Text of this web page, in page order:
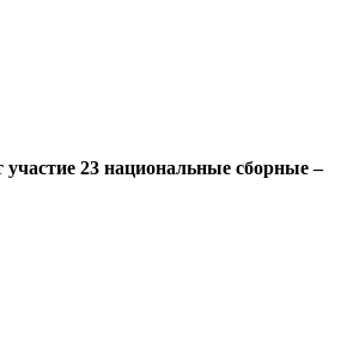
участие 23 национальные сборные –